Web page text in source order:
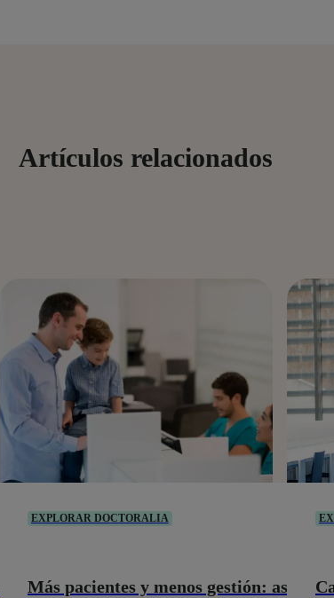
Artículos relacionados
EXPLORAR DOCTORALIA
Más pacientes y menos gestión: así